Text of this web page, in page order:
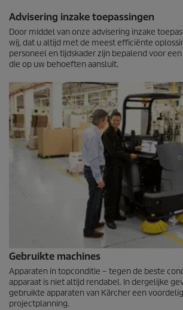
Advisering inzake toepassingen
Door middel van onze advisering inzake
wij, dat u altijd met de meest efficiënte
personeel en tijdskader zijn bepalend voor
die op uw behoeften aansluit.
Gebruikte machines
Apparaten in topconditie – tegen de beste
apparaat is niet altijd rendabel. In dergelijke
gebruikte apparaten van Kärcher een
projectplanning.